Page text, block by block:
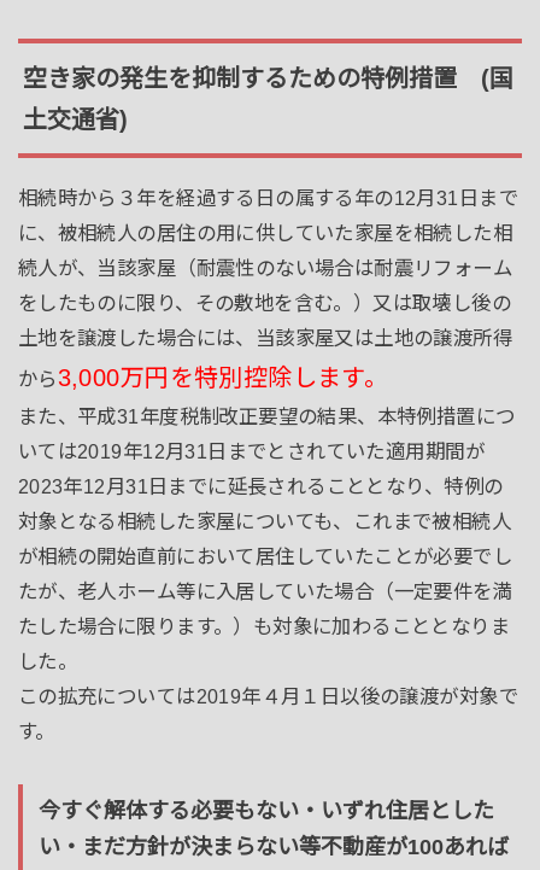
空き家の発生を抑制するための特例措置 (国
土交通省)
相続時から３年を経過する日の属する年の12月31日まで
に、被相続人の居住の用に供していた家屋を相続した相
続人が、当該家屋（耐震性のない場合は耐震リフォーム
をしたものに限り、その敷地を含む。）又は取壊し後の
土地を譲渡した場合には、当該家屋又は土地の譲渡所得
から 3,000万円を特別控除します。
また、平成31年度税制改正要望の結果、本特例措置につ
いては2019年12月31日までとされていた適用期間が
2023年12月31日までに延長されることとなり、特例の
対象となる相続した家屋についても、これまで被相続人
が相続の開始直前において居住していたことが必要でし
たが、老人ホーム等に入居していた場合（一定要件を満
たした場合に限ります。）も対象に加わることとなりま
した。
この拡充については2019年４月１日以後の譲渡が対象で
す。
今すぐ解体する必要もない・いずれ住居とした
い・まだ方針が決まらない等不動産が100あれば